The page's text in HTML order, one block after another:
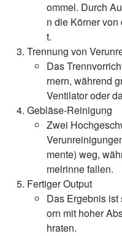
ommel. Durch
n die Körner
t.
Trennung von
Das
rnern, während
Ventilator oder
Gebläse-Reinigung
Zwei
mente) weg,
melrinne fallen.
Fertiger Output
Das Ergebnis
orn mit hoher
hraten.